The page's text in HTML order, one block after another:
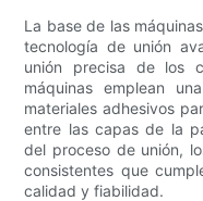
La base de las
tecnología de unión
unión precisa de los
máquinas emplean
materiales adhesivos
entre las capas de la
del proceso de unión,
consistentes que
calidad y fiabilidad.